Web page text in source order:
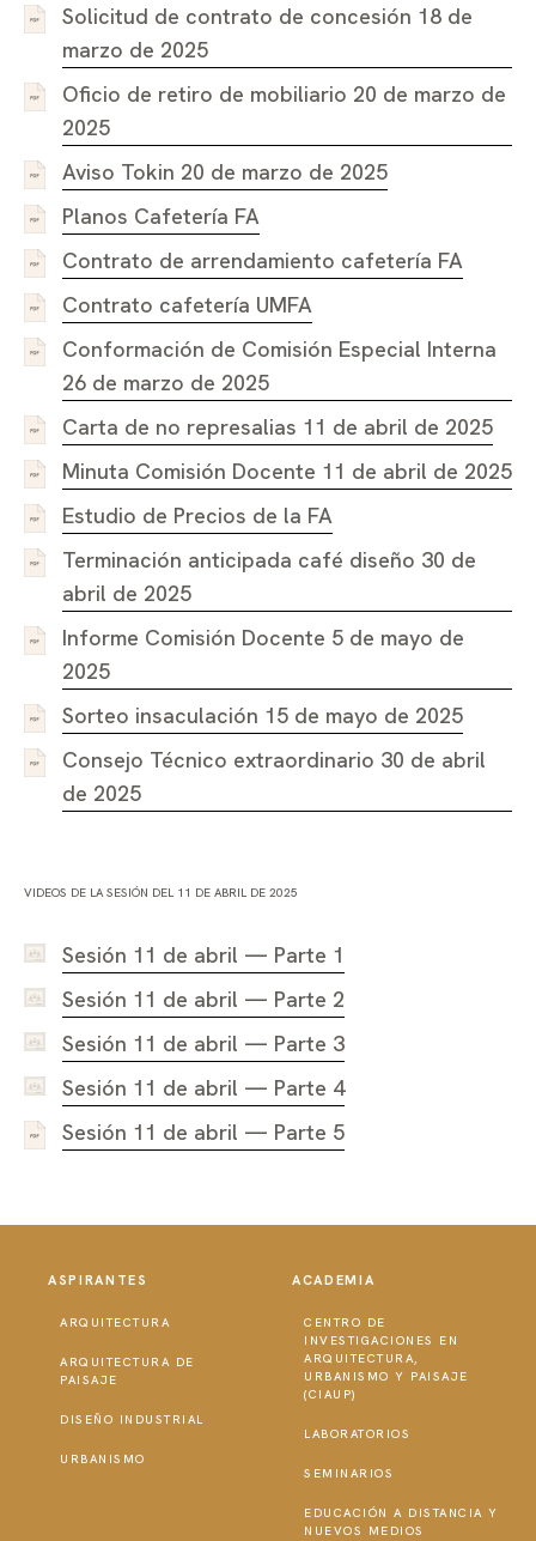
Solicitud de contrato de concesión 18 de
marzo de 2025
Oficio de retiro de mobiliario 20 de marzo de
2025
Aviso Tokin 20 de marzo de 2025
Planos Cafetería FA
Contrato de arrendamiento cafetería FA
Contrato cafetería UMFA
Conformación de Comisión Especial Interna
26 de marzo de 2025
Carta de no represalias 11 de abril de 2025
Minuta Comisión Docente 11 de abril de 2025
Estudio de Precios de la FA
Terminación anticipada café diseño 30 de
abril de 2025
Informe Comisión Docente 5 de mayo de
2025
Sorteo insaculación 15 de mayo de 2025
Consejo Técnico extraordinario 30 de abril
de 2025
VIDEOS DE LA SESIÓN DEL 11 DE ABRIL DE 2025
Sesión 11 de abril — Parte 1
Sesión 11 de abril — Parte 2
Sesión 11 de abril — Parte 3
Sesión 11 de abril — Parte 4
Sesión 11 de abril — Parte 5
ASPIRANTES
ARQUITECTURA
ARQUITECTURA DE
PAISAJE
DISEÑO INDUSTRIAL
URBANISMO
ACADEMIA
CENTRO DE
INVESTIGACIONES EN
ARQUITECTURA,
URBANISMO Y PAISAJE
(CIAUP)
LABORATORIOS
SEMINARIOS
EDUCACIÓN A DISTANCIA Y
NUEVOS MEDIOS